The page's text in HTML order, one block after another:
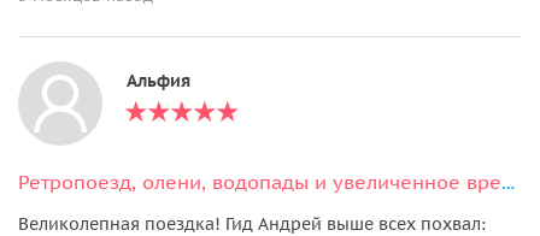
Альфия
Ретропоезд, олени, водопады и увеличенное время в парке Рускеала
Великолепная поездка! Гид Андрей выше всех похвал: